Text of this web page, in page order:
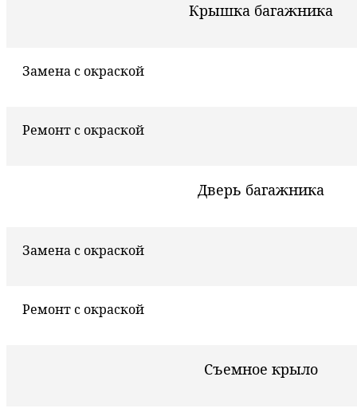
Крышка багажника
Замена с окраской
Ремонт с окраской
Дверь багажника
Замена с окраской
Ремонт с окраской
Съемное крыло